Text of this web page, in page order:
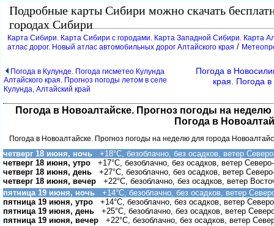
Подробные карты Сибири можно скачать
ородах Сибири
Карта Сибири. Карта Сибири с городами. Карта Западной Сибири. Карта
атлас дорог. Новый атлас автомобильных дорог Алтайского края /
Погода в Кулунде. Погода гисметео Кулунда
Алтайского края. Прогноз погоды летом в селе
Кулунда, Алтайский край
Погода в
края. Погода
Погода в Новоалтайске. Прогноз погоды на
Погода в
Погода в Новоалтайске. Прогноз погоды на неделю для города
четверг 18 июня, ночь +18°C, безоблачно, без осадков, ветер
четверг 18 июня, утро +17°C, безоблачно, без осадков, ветер
четверг 18 июня, день +27°C, безоблачно, без осадков, ветер
четверг 18 июня, вечер +22°C, безоблачно, без осадков, ветер
пятница 19 июня, ночь +14°C, безоблачно, без осадков, ветер
пятница 19 июня, утро +14°C, безоблачно, без осадков, ветер
пятница 19 июня, день +25°C, безоблачно, без осадков, ветер
пятница 19 июня, вечер +22°C, безоблачно, без осадков, ветер